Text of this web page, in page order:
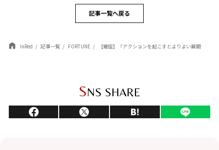
記事一覧へ戻る
InRed 記事一覧 FORTUNE 【蠍座】「アクションを起こすとよりよい展開が期待できる」杉浦エイトの幸運を呼ぶ12星座占い（5/7～6/4）
SNS SHARE